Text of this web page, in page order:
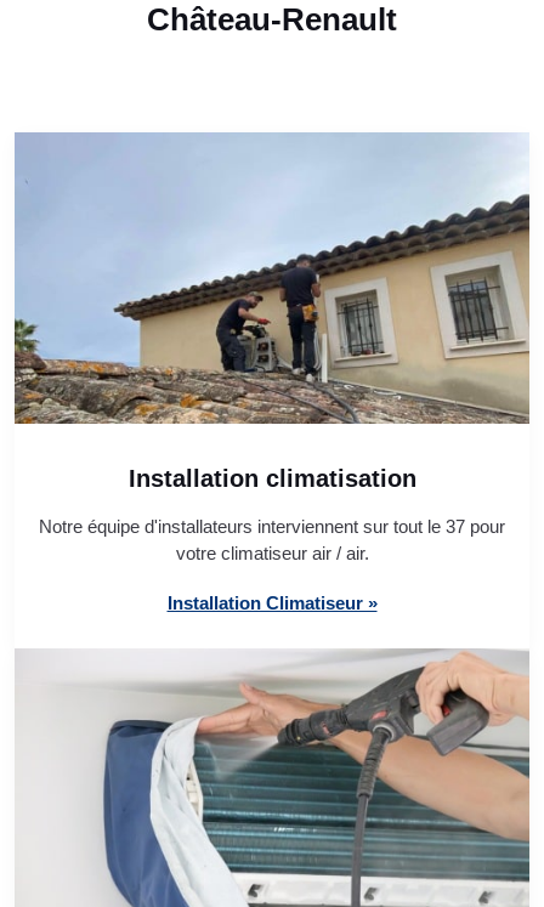
Château-Renault
Installation climatisation
Notre équipe d'installateurs interviennent sur tout le 37 pour
votre climatiseur air / air.
Installation Climatiseur »